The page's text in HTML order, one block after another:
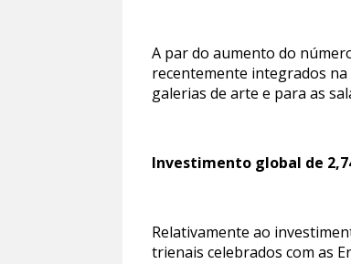
A par do aumento do
recentemente integrados
galerias de arte e para as
Investimento global de
Relativamente ao
trienais celebrados com as